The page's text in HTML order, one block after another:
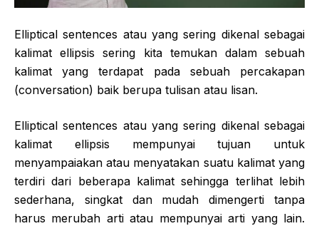
Elliptical sentences atau yang sering dikenal sebagai
kalimat ellipsis sering kita temukan dalam sebuah
kalimat yang terdapat pada sebuah percakapan
(conversation) baik berupa tulisan atau lisan.
Elliptical sentences atau yang sering dikenal sebagai
kalimat ellipsis mempunyai tujuan untuk
menyampaiakan atau menyatakan suatu kalimat yang
terdiri dari beberapa kalimat sehingga terlihat lebih
sederhana, singkat dan mudah dimengerti tanpa
harus merubah arti atau mempunyai arti yang lain.